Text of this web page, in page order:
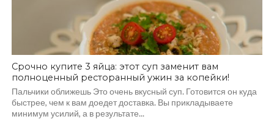
Срочно купите 3 яйца: этот суп заменит вам
полноценный ресторанный ужин за копейки!
Пальчики оближешь Это очень вкусный суп. Готовится он куда
быстрее, чем к вам доедет доставка. Вы прикладываете
минимум усилий, а в результате...